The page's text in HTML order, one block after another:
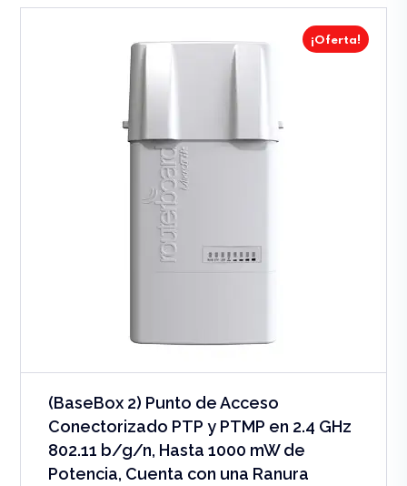
¡Oferta!
(BaseBox 2) Punto de Acceso
Conectorizado PTP y PTMP en 2.4 GHz
802.11 b/g/n, Hasta 1000 mW de
Potencia, Cuenta con una Ranura